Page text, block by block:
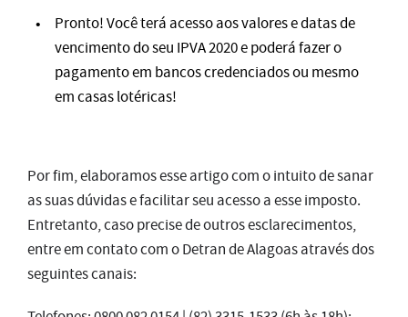
Pronto! Você terá acesso aos valores e datas de
vencimento do seu IPVA 2020 e poderá fazer o
pagamento em bancos credenciados ou mesmo
em casas lotéricas!
Por fim, elaboramos esse artigo com o intuito de sanar
as suas dúvidas e facilitar seu acesso a esse imposto.
Entretanto, caso precise de outros esclarecimentos,
entre em contato com o Detran de Alagoas através dos
seguintes canais: